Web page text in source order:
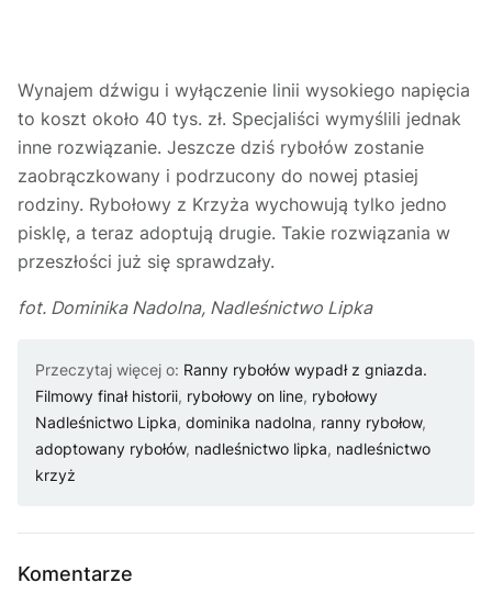
Wynajem dźwigu i wyłączenie linii wysokiego napięcia
to koszt około 40 tys. zł. Specjaliści wymyślili jednak
inne rozwiązanie. Jeszcze dziś rybołów zostanie
zaobrączkowany i podrzucony do nowej ptasiej
rodziny. Rybołowy z Krzyża wychowują tylko jedno
pisklę, a teraz adoptują drugie. Takie rozwiązania w
przeszłości już się sprawdzały.
fot. Dominika Nadolna, Nadleśnictwo Lipka
Przeczytaj więcej o: Ranny rybołów wypadł z gniazda.
Filmowy finał historii, rybołowy on line, rybołowy
Nadleśnictwo Lipka, dominika nadolna, ranny rybołow,
adoptowany rybołów, nadleśnictwo lipka, nadleśnictwo
krzyż
Komentarze